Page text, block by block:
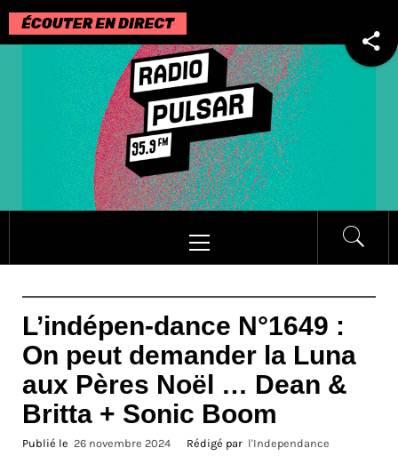
Passer
au
contenu
principal
L’indépen-dance N°1649 :
On peut demander la Luna
aux Pères Noël … Dean &
Britta + Sonic Boom
Publié le 26 novembre 2024 Rédigé par l'Independance